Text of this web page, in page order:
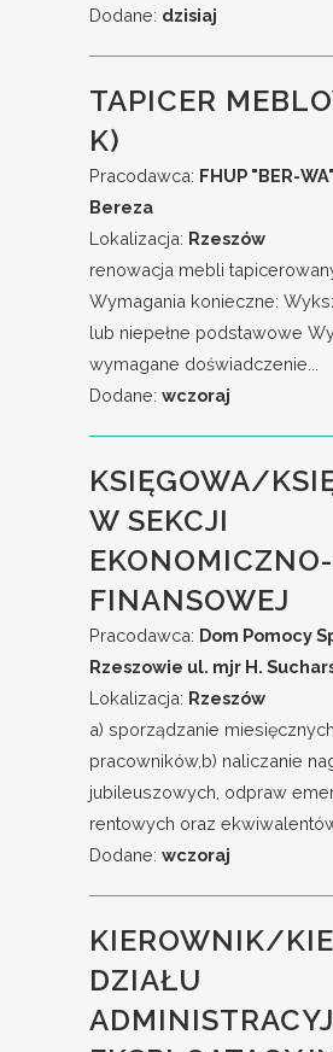
Dodane: dzisiaj
TAPICER
K)
Pracodawca: FHUP "BER-
Bereza
Lokalizacja: Rzeszów
renowacja mebli
Wymagania konieczne:
lub niepełne podstawowe
wymagane doświadczenie...
Dodane: wczoraj
KSIĘGOWA/
W SEKCJI
FINANSOWEJ
Pracodawca: Dom Pomocy
Rzeszowie ul. mjr H.
Lokalizacja: Rzeszów
a) sporządzanie
pracowników,b) naliczanie
jubileuszowych, odpraw
rentowych oraz ekwiwalentów
Dodane: wczoraj
KIEROWNIK/
DZIAŁU